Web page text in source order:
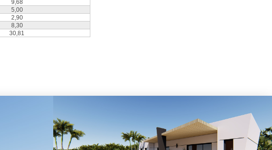
9,68
5,00
2,90
8,30
30,81